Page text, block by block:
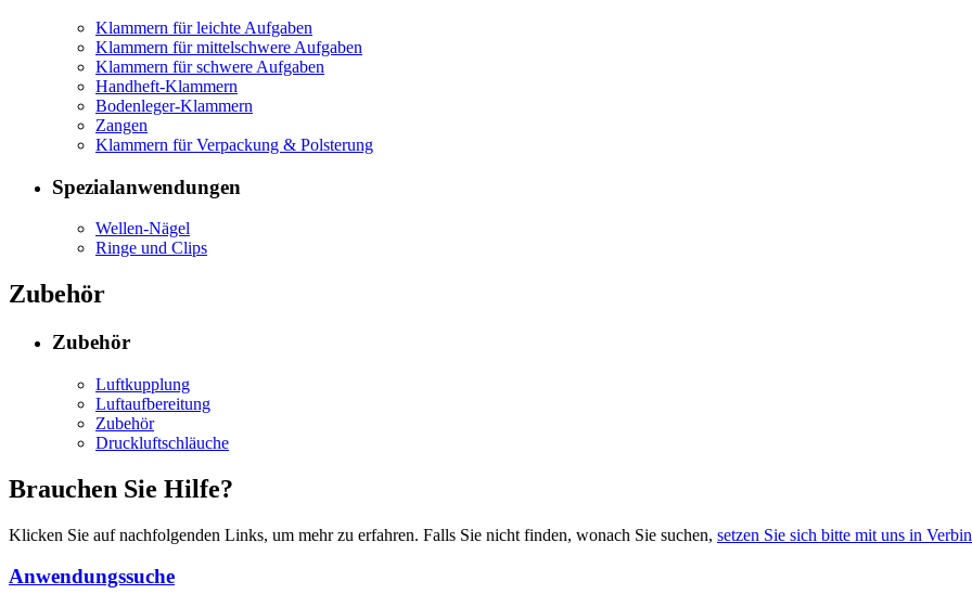
Klammern für leichte Aufgaben
Klammern für mittelschwere Aufgaben
Klammern für schwere Aufgaben
Handheft-Klammern
Bodenleger-Klammern
Zangen
Klammern für Verpackung & Polsterung
Spezialanwendungen
Wellen-Nägel
Ringe und Clips
Zubehör
Zubehör
Luftkupplung
Luftaufbereitung
Zubehör
Druckluftschläuche
Brauchen Sie Hilfe?
Klicken Sie auf nachfolgenden Links, um mehr zu erfahren. Falls Sie nicht finden, wonach Sie suchen, setzen Sie sich bitte mit uns in
Anwendungssuche